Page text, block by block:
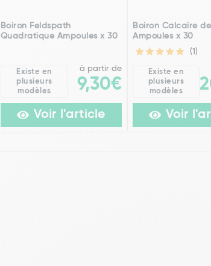
Boiron Feldspath
Quadratique Ampoules x 30
Existe en
plusieurs
modèles
à partir de
9,30€
Voir l'article
Boiron Calcaire
Ampoules x 30
(1)
Existe en
plusieurs
modèles
Voir